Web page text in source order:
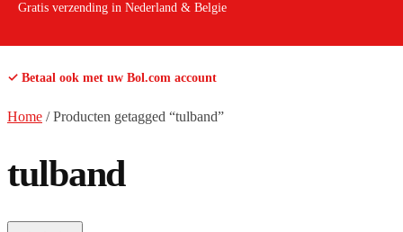
Gratis verzending in Nederland & Belgie
✓ Betaal ook met uw Bol.com account
Home /Producten getagged “tulband”
tulband